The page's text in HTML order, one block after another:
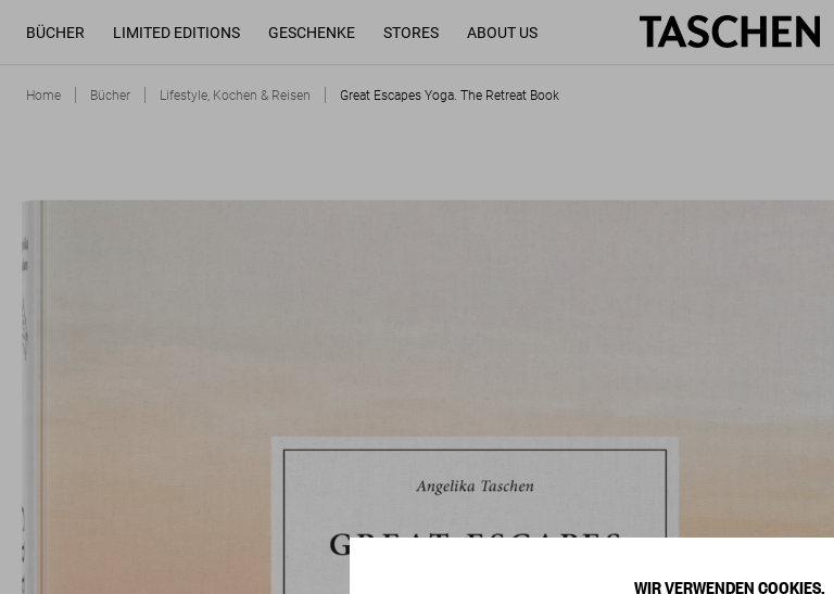
WIR VERWENDEN COOKIES.
BÜCHER LIMITED EDITIONS GESCHENKE STORES ABOUT US
Home Bücher Lifestyle, Kochen & Reisen Great Escapes Yoga. The Retreat Book